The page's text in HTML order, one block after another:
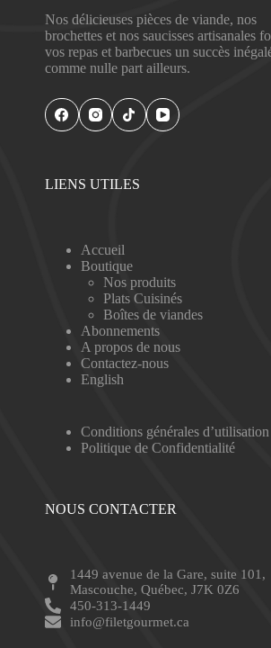
Nos délicieuses pièces de viande, nos
brochettes et nos saucisses artisanales
vos repas et barbecues un succès
comme nulle part ailleurs.
LIENS UTILES
Accueil
Boutique
Nos produits
Plats Cuisinés
Boîtes de viandes
Abonnements
A propos de nous
Contactez-nous
English
Conditions générales d’utilisation
Politique de Confidentialité
NOUS CONTACTER
1449 avenue de la Gare, suite 101,
Mascouche, Québec, J7K 0Z6
450-313-1449
info@filetgourmet.ca